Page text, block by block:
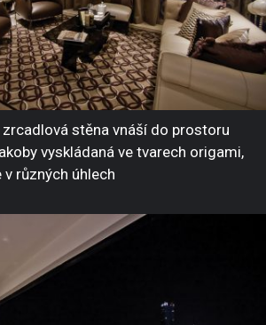
zrcadlová stěna vnáší do prostoru
vyskládaná ve tvarech origami,
různých úhlech